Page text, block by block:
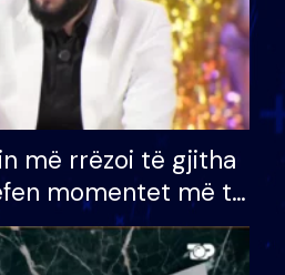
më rrëzoi të gjitha
momentet më të
e BB VIP: Do më
mëngjesit kur…